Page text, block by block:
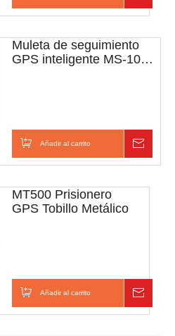
Muleta de seguimiento
GPS inteligente MS-100
Añadir al carrito
MT500 Prisionero
GPS Tobillo Metálico
Añadir al carrito